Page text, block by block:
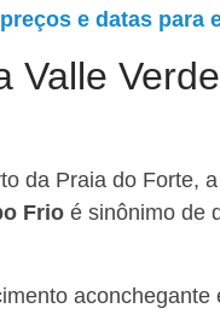
e datas para
Valle
da Praia do Forte, a
Frio é sinônimo de
aconchegante